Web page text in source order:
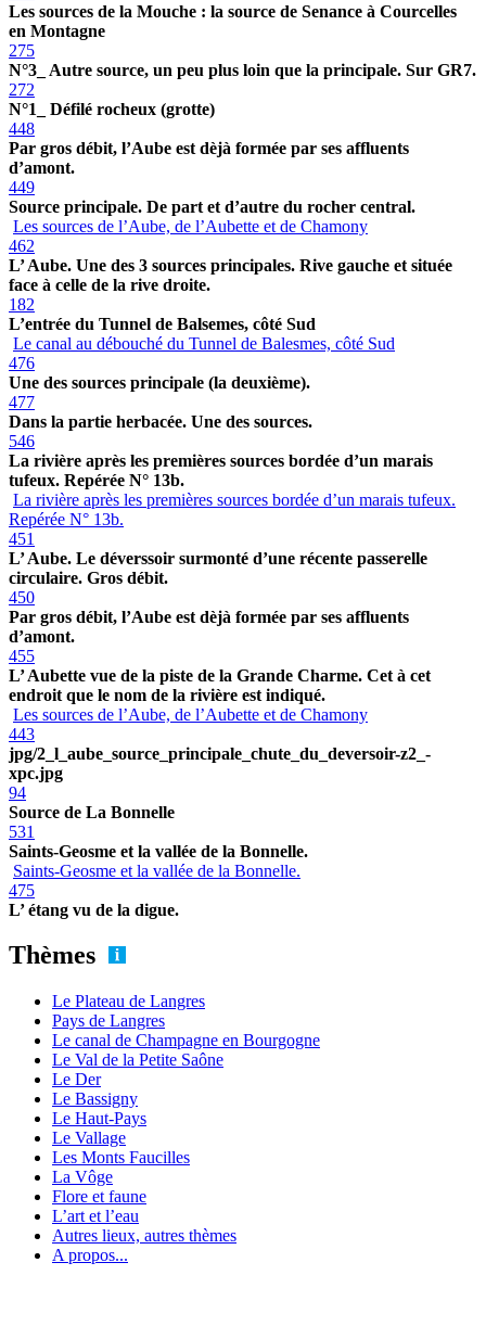
Les sources de la Mouche : la source de Senance à Courcelles
en Montagne
275
N°3_ Autre source, un peu plus loin que la principale. Sur GR7.
272
N°1_ Défilé rocheux (grotte)
448
Par gros débit, l’Aube est dèjà formée par ses affluents
d’amont.
449
Source principale. De part et d’autre du rocher central.
Les sources de l’Aube, de l’Aubette et de Chamony
462
L’ Aube. Une des 3 sources principales. Rive gauche et située
face à celle de la rive droite.
182
L’entrée du Tunnel de Balsemes, côté Sud
Le canal au débouché du Tunnel de Balesmes, côté Sud
476
Une des sources principale (la deuxième).
477
Dans la partie herbacée. Une des sources.
546
La rivière après les premières sources bordée d’un marais
tufeux. Repérée N° 13b.
La rivière après les premières sources bordée d’un marais tufeux.
Repérée N° 13b.
451
L’ Aube. Le déverssoir surmonté d’une récente passerelle
circulaire. Gros débit.
450
Par gros débit, l’Aube est dèjà formée par ses affluents
d’amont.
455
L’ Aubette vue de la piste de la Grande Charme. Cet à cet
endroit que le nom de la rivière est indiqué.
Les sources de l’Aube, de l’Aubette et de Chamony
443
jpg/2_l_aube_source_principale_chute_du_deversoir-z2_-
xpc.jpg
94
Source de La Bonnelle
531
Saints-Geosme et la vallée de la Bonnelle.
Saints-Geosme et la vallée de la Bonnelle.
475
L’ étang vu de la digue.
Thèmes
Le Plateau de Langres
Pays de Langres
Le canal de Champagne en Bourgogne
Le Val de la Petite Saône
Le Der
Le Bassigny
Le Haut-Pays
Le Vallage
Les Monts Faucilles
La Vôge
Flore et faune
L’art et l’eau
Autres lieux, autres thèmes
A propos...